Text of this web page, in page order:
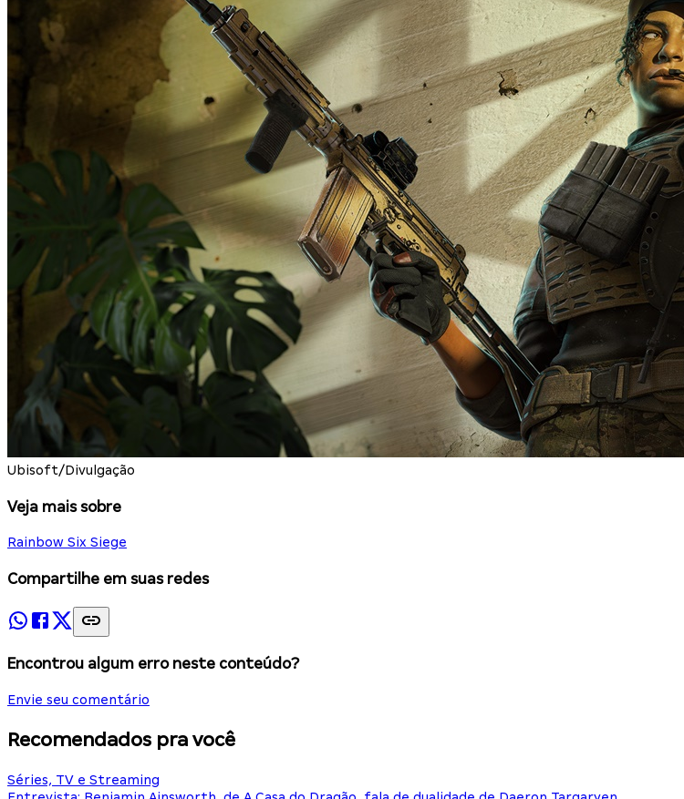
Ubisoft/Divulgação
Veja mais sobre
Rainbow Six Siege
Compartilhe em suas redes
Encontrou algum erro neste conteúdo?
Envie seu comentário
Recomendados pra você
Séries, TV e Streaming